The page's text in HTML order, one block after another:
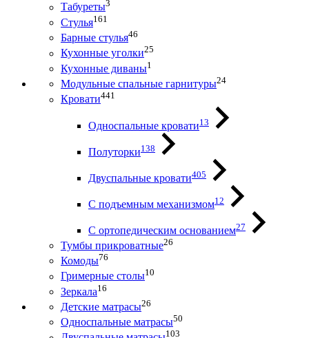
Табуреты3
Стулья161
Барные стулья46
Кухонные уголки25
Кухонные диваны1
Модульные спальные гарнитуры24
Кровати441
Односпальные кровати13
Полуторки138
Двуспальные кровати405
С подъемным механизмом12
С ортопедическим основанием27
Тумбы прикроватные26
Комоды76
Гримерные столы10
Зеркала16
Детские матрасы26
Односпальные матрасы50
103